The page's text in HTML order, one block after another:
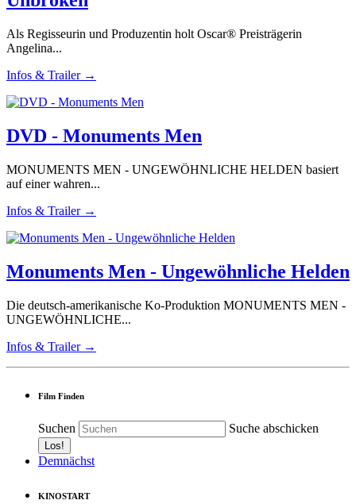
Als Regisseurin und Produzentin holt Oscar® Preisträgerin
Angelina...
Infos & Trailer →
DVD - Monuments Men
MONUMENTS MEN - UNGEWÖHNLICHE HELDEN basiert
auf einer wahren...
Infos & Trailer →
Monuments Men - Ungewöhnliche Helden
Die deutsch-amerikanische Ko-Produktion MONUMENTS MEN -
UNGEWÖHNLICHE...
Infos & Trailer →
Film Finden
Suchen Suche abschicken
Demnächst
KINOSTART